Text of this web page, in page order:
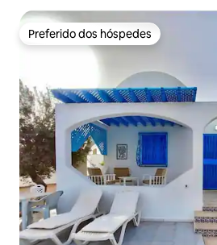
Preferido dos hóspedes
Preferido dos hóspedes